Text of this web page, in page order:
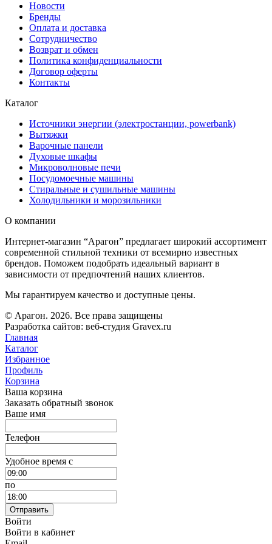
Новости
Бренды
Оплата и доставка
Сотрудничество
Возврат и обмен
Политика конфиденциальности
Договор оферты
Контакты
Каталог
Источники энергии (электростанции, powerbank)
Вытяжки
Варочные панели
Духовые шкафы
Микроволновые печи
Посудомоечные машины
Стиральные и сушильные машины
Холодильники и морозильники
О компании
Интернет-магазин “Арагон” предлагает широкий ассортимент
современной стильной техники от всемирно известных
брендов. Поможем подобрать идеальный вариант в
зависимости от предпочтений наших клиентов.
Мы гарантируем качество и доступные цены.
© Арагон. 2026. Все права защищены
Разработка сайтов: веб-студия Gravex.ru
Главная
Каталог
Избранное
Профиль
Корзина
Ваша корзина
Заказать обратный звонок
Ваше имя
Телефон
Удобное время c
по
Отправить
Войти
Войти в кабинет